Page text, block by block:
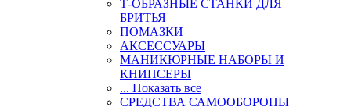
Т-ОБРАЗНЫЕ СТАНКИ ДЛЯ
БРИТЬЯ
ПОМАЗКИ
АКСЕССУАРЫ
МАНИКЮРНЫЕ НАБОРЫ И
КНИПСЕРЫ
... Показать все
СРЕДСТВА САМООБОРОНЫ